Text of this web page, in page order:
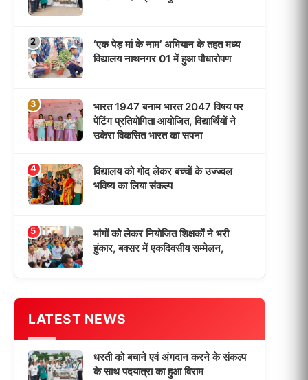
LATEST NEWS
‘एक पेड़ मां के नाम’ अभियान के तहत मध्य
उकेरा विकसित भारत का सपना
भविष्य का लिया संकल्प
मांगों को लेकर नियोजित शिक्षकों ने भरी
हुंकार, बक्सर में एकदिवसीय सम्मेलन,